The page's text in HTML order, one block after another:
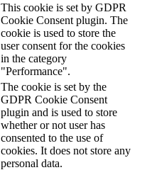
This cookie is set by GDPR
Cookie Consent plugin. The
cookie is used to store the
user consent for the cookies
in the category
"Performance".
The cookie is set by the
GDPR Cookie Consent
plugin and is used to store
whether or not user has
consented to the use of
cookies. It does not store any
personal data.